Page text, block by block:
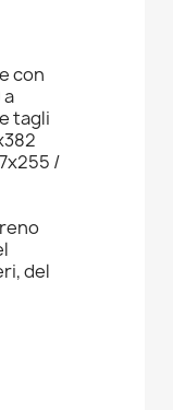
con
tagli
/
del